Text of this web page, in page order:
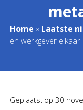
Home » Laatste
en werkgever
Geplaatst op 30